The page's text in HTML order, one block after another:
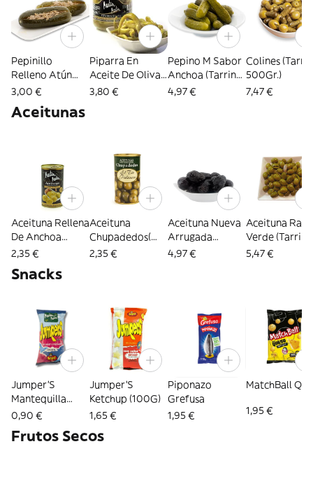
Pepinillo
Relleno Atún
(4Ud)
3,00 €
Piparra En
Aceite De Oliva
Etiqueta Negra
3,80 €
Pepino M Sabor
Anchoa (Tarrina
500Gr.)
4,97 €
Colines
500Gr.)
7,47 €
Aceitunas
Aceituna Rellena
De Anchoa
Etiqueta Negra
2,35 €
Aceituna
Chupadedos(
Lata 185Gr.)
2,35 €
Aceituna Nueva
Arrugada
(Tarrina 500Gr.)
4,97 €
Aceituna
Verde (Tarrina
500Gr)
5,47 €
Snacks
Jumper'S
Mantequilla
(42G)
0,90 €
Jumper'S
Ketchup (100G)
1,65 €
Piponazo
Grefusa
1,95 €
MatchBall
1,95 €
Frutos Secos